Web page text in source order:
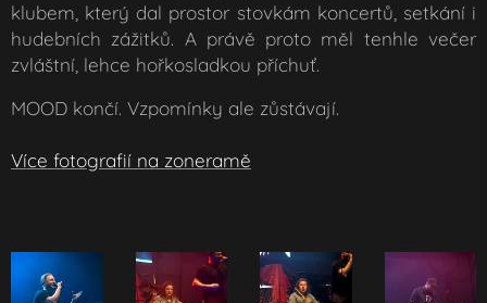
klubem, který dal prostor stovkám koncertů, setkání i
hudebních zážitků. A právě proto měl tenhle večer
zvláštní, lehce hořkosladkou příchuť.
MOOD končí. Vzpomínky ale zůstávají.
Více fotografií na zoneramě